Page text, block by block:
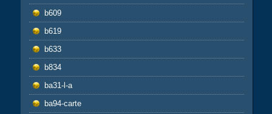
b609
b619
b633
b834
ba31-l-a
ba94-carte